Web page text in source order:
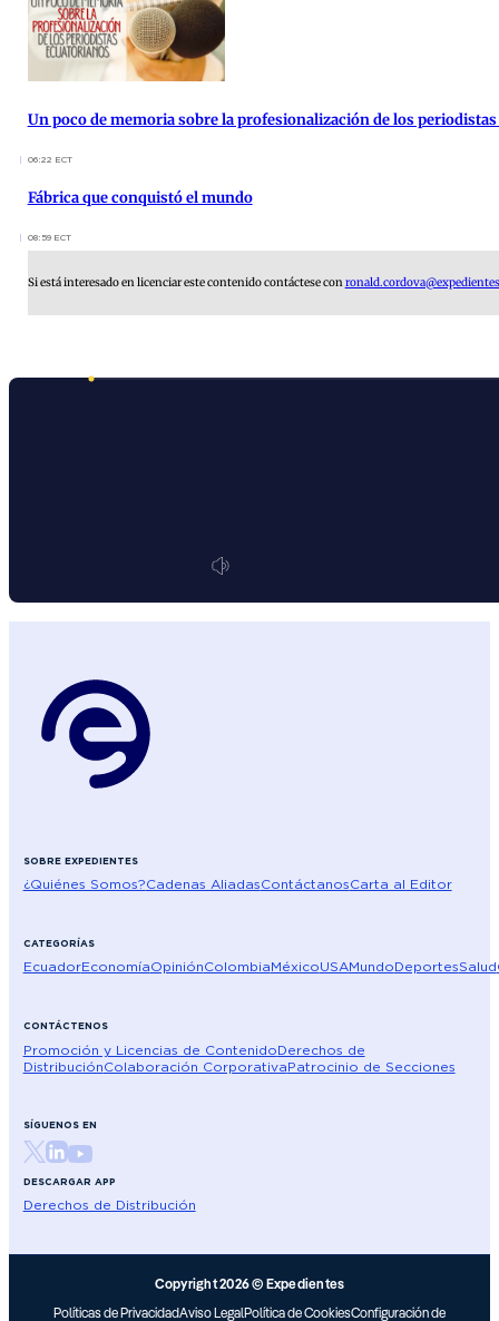
Un poco de memoria sobre la profesionalización de los
06:22 ECT
Fábrica que conquistó el mundo
08:59 ECT
Si está interesado en licenciar este contenido contáctese con
SOBRE EXPEDIENTES
¿Quiénes Somos?Cadenas AliadasContáctanosCarta al Editor
CATEGORÍAS
EcuadorEconomíaOpiniónColombiaMéxicoUSAMundoDeportesSalud
CONTÁCTENOS
Promoción y Licencias de ContenidoDerechos de
DistribuciónColaboración CorporativaPatrocinio de Secciones
SÍGUENOS EN
DESCARGAR APP
Derechos de Distribución
Copyright 2026 © Expedientes
Políticas de PrivacidadAviso LegalPolítica de CookiesConfiguración de